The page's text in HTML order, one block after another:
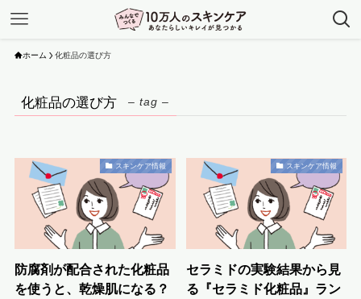
ホーム 化粧品の選び方
化粧品の選び方 – tag –
スキンケア情報
防腐剤が配合された化粧品
を使うと、乾燥肌になる？
スキンケア情報
セラミドの実験結果から見
る『セラミド化粧品』ラン